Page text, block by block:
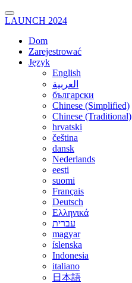
LAUNCH 2024
Dom
Zarejestrować
Język
English
العربية
български
Chinese (Simplified)
Chinese (Traditional)
hrvatski
čeština
dansk
Nederlands
eesti
suomi
Français
Deutsch
Ελληνικά
עברית
magyar
íslenska
Indonesia
italiano
日本語